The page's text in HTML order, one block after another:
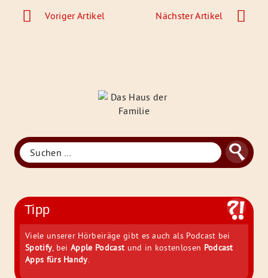
Beitragsnavigation
Voriger Artikel Nächster Artikel
Familie
Suche
Suchen
nach:
Tipp
Viele unserer Hörbeiräge gibt es auch als Podcast bei
Spotify, beiApple Podcast und in kostenlosen Podcast
Apps fürs Handy.